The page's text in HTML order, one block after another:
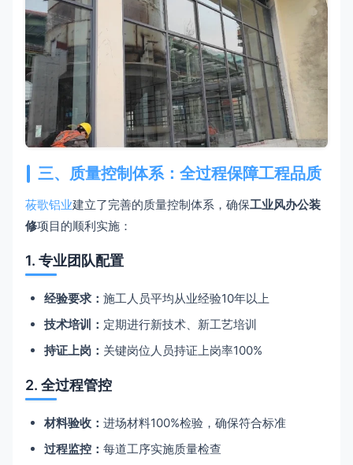
三、质量控制体系：全过程保障工程品质
莜歌铝业建立了完善的质量控制体系，确保工业风办公装
修项目的顺利实施：
1. 专业团队配置
经验要求： 施工人员平均从业经验10年以上
技术培训： 定期进行新技术、新工艺培训
持证上岗： 关键岗位人员持证上岗率100%
2. 全过程管控
材料验收： 进场材料100%检验，确保符合标准
过程监控： 每道工序实施质量检查